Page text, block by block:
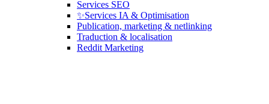
Services SEO
✨Services IA & Optimisation
Publication, marketing & netlinking
Traduction & localisation
Reddit Marketing